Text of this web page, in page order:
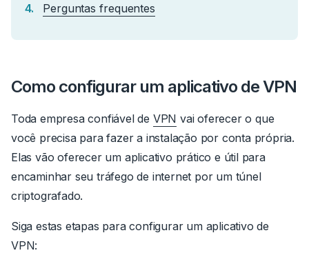
Perguntas frequentes
Como configurar um aplicativo de VPN
Toda empresa confiável de VPN vai oferecer o que
você precisa para fazer a instalação por conta própria.
Elas vão oferecer um aplicativo prático e útil para
encaminhar seu tráfego de internet por um túnel
criptografado.
Siga estas etapas para configurar um aplicativo de
VPN: